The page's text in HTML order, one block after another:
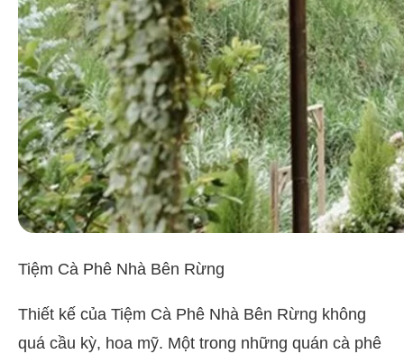
Tiệm Cà Phê Nhà Bên Rừng
Thiết kế của Tiệm Cà Phê Nhà Bên Rừng không
quá cầu kỳ, hoa mỹ. Một trong những quán cà phê